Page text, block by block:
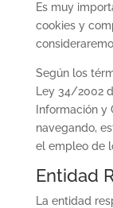
Es muy
cookies y
Según los
Ley 34/2002
Información y
navegando,
el empleo de
Entidad
La entidad